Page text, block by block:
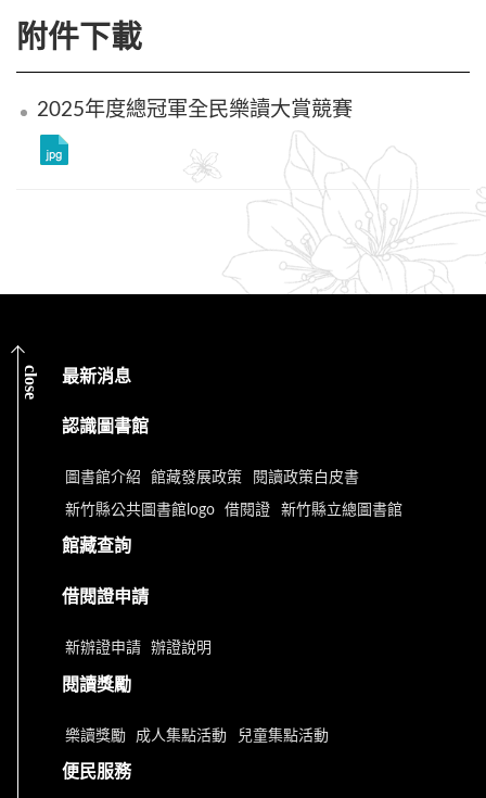
附件下載
2025年度總冠軍全民樂讀大賞競賽
close 最新消息
認識圖書館
圖書館介紹 館藏發展政策 閱讀政策白皮書
新竹縣公共圖書館logo 借閱證 新竹縣立總圖書館
館藏查詢
借閱證申請
新辦證申請 辦證說明
閱讀獎勵
樂讀獎勵 成人集點活動 兒童集點活動
便民服務